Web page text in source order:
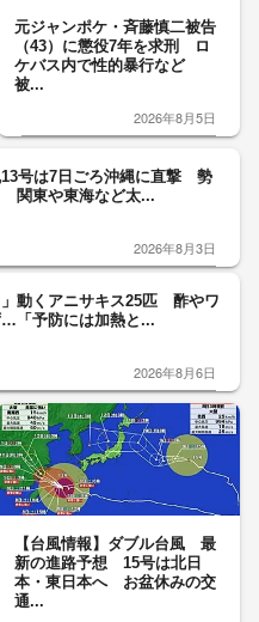
元ジャンポケ・斉藤慎二被告
（43）に懲役7年を求刑 ロ
ケバス内で性的暴行など
被...
2026年8月5日
13号は7日ごろ沖縄に直撃 勢
関東や東海など太...
2026年8月3日
」動くアニサキス25匹 酢やワ
「予防には加熱と...
2026年8月6日
【台風情報】ダブル台風 最
新の進路予想 15号は北日
本・東日本へ お盆休みの交
通...